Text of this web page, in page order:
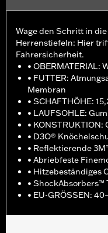
Wage den Schritt in
Herrenstiefeln: Hier
Fahrersicherheit.
•
• FUTTER:
Membran
• SCHAFTHÖHE:
• LAUFSOHLE:
•
• D3O®
• Reflektierende
• Abriebfeste
• Hitzebeständiges
•
• EU-GRÖSSEN: